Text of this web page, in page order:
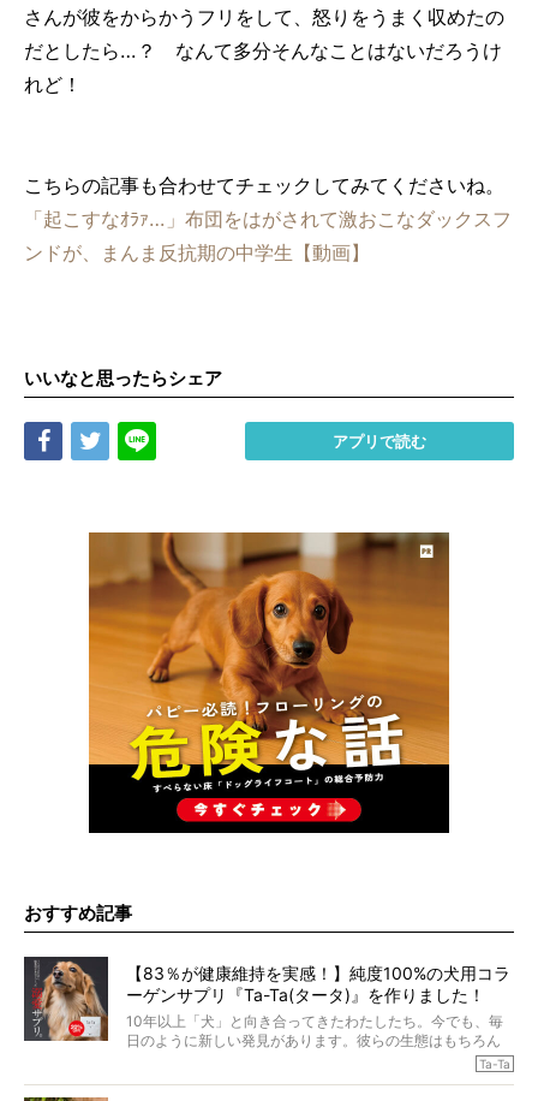
さんが彼をからかうフリをして、怒りをうまく収めたの
だとしたら…？ なんて多分そんなことはないだろうけ
れど！
こちらの記事も合わせてチェックしてみてくださいね。
「起こすなｵﾗｧ…」布団をはがされて激おこなダックスフ
ンドが、まんま反抗期の中学生【動画】
いいなと思ったらシェア
Share Tweet アプリで読む
おすすめ記事
【83％が健康維持を実感！】純度100%の犬用コラ
ーゲンサプリ『Ta-Ta(タータ)』を作りました！
10年以上「犬」と向き合ってきたわたしたち。今でも、毎
日のように新しい発見があります。彼らの生態はもちろん
のこと、「食事」に関することも同じです。昔の犬は25年
Ta-Ta